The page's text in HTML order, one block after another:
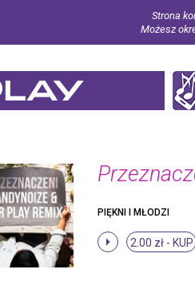
Strona
Możesz
PIĘKNI I MŁODZI
2.00 zł - KUP